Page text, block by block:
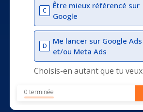
C
Être mieux référencé sur
Google
D
Me lancer sur Google Ads
et/ou Meta Ads
Choisis-en autant que tu veux
0 terminée